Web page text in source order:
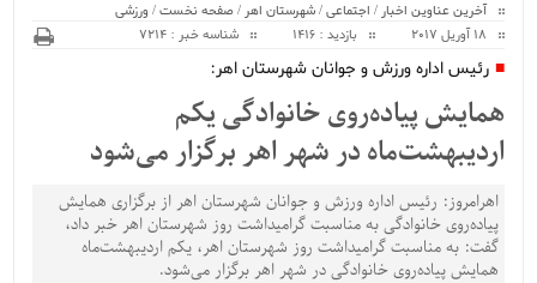
آخرین عناوین اخبار / اجتماعی/شهرستان اهر /صفحه نخست/ ورزشی
بازدید : 1416 شناسه خبر : 7214
رئیس اداره ورزش و جوانان شهرستان اهر:
همایش پیاده‌روی خانوادگی یکم
اردیبهشت‌ماه در شهر اهر برگزار می‌شود
اهرامروز: رئیس اداره ورزش و جوانان شهرستان اهر از برگزاری همایش
پیاده‌روی خانوادگی به مناسبت گرامیداشت روز شهرستان اهر خبر داد،
گفت: به مناسبت گرامیداشت روز شهرستان اهر، یکم اردیبهشت‌ماه
همایش پیاده‌روی خانوادگی در شهر اهر برگزار می‌شود.